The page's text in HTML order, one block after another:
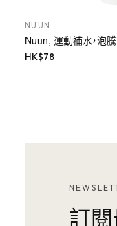
NUUN
Nuun, 運動補水，泡
HK$78
訂